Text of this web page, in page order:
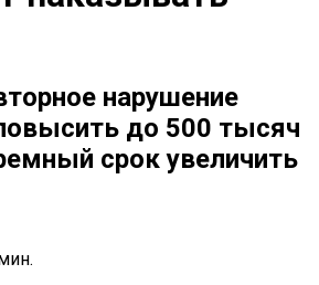
нарушение
до 500 тысяч
срок увеличить